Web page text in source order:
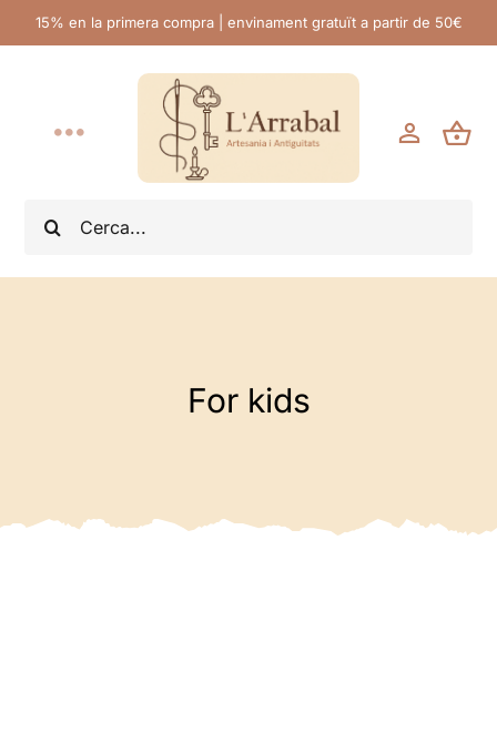
Skip
to
15% en la primera compra | envinament gratuït a partir de 50€
Search
Toggle
Navigation
L’Arrabal
For kids